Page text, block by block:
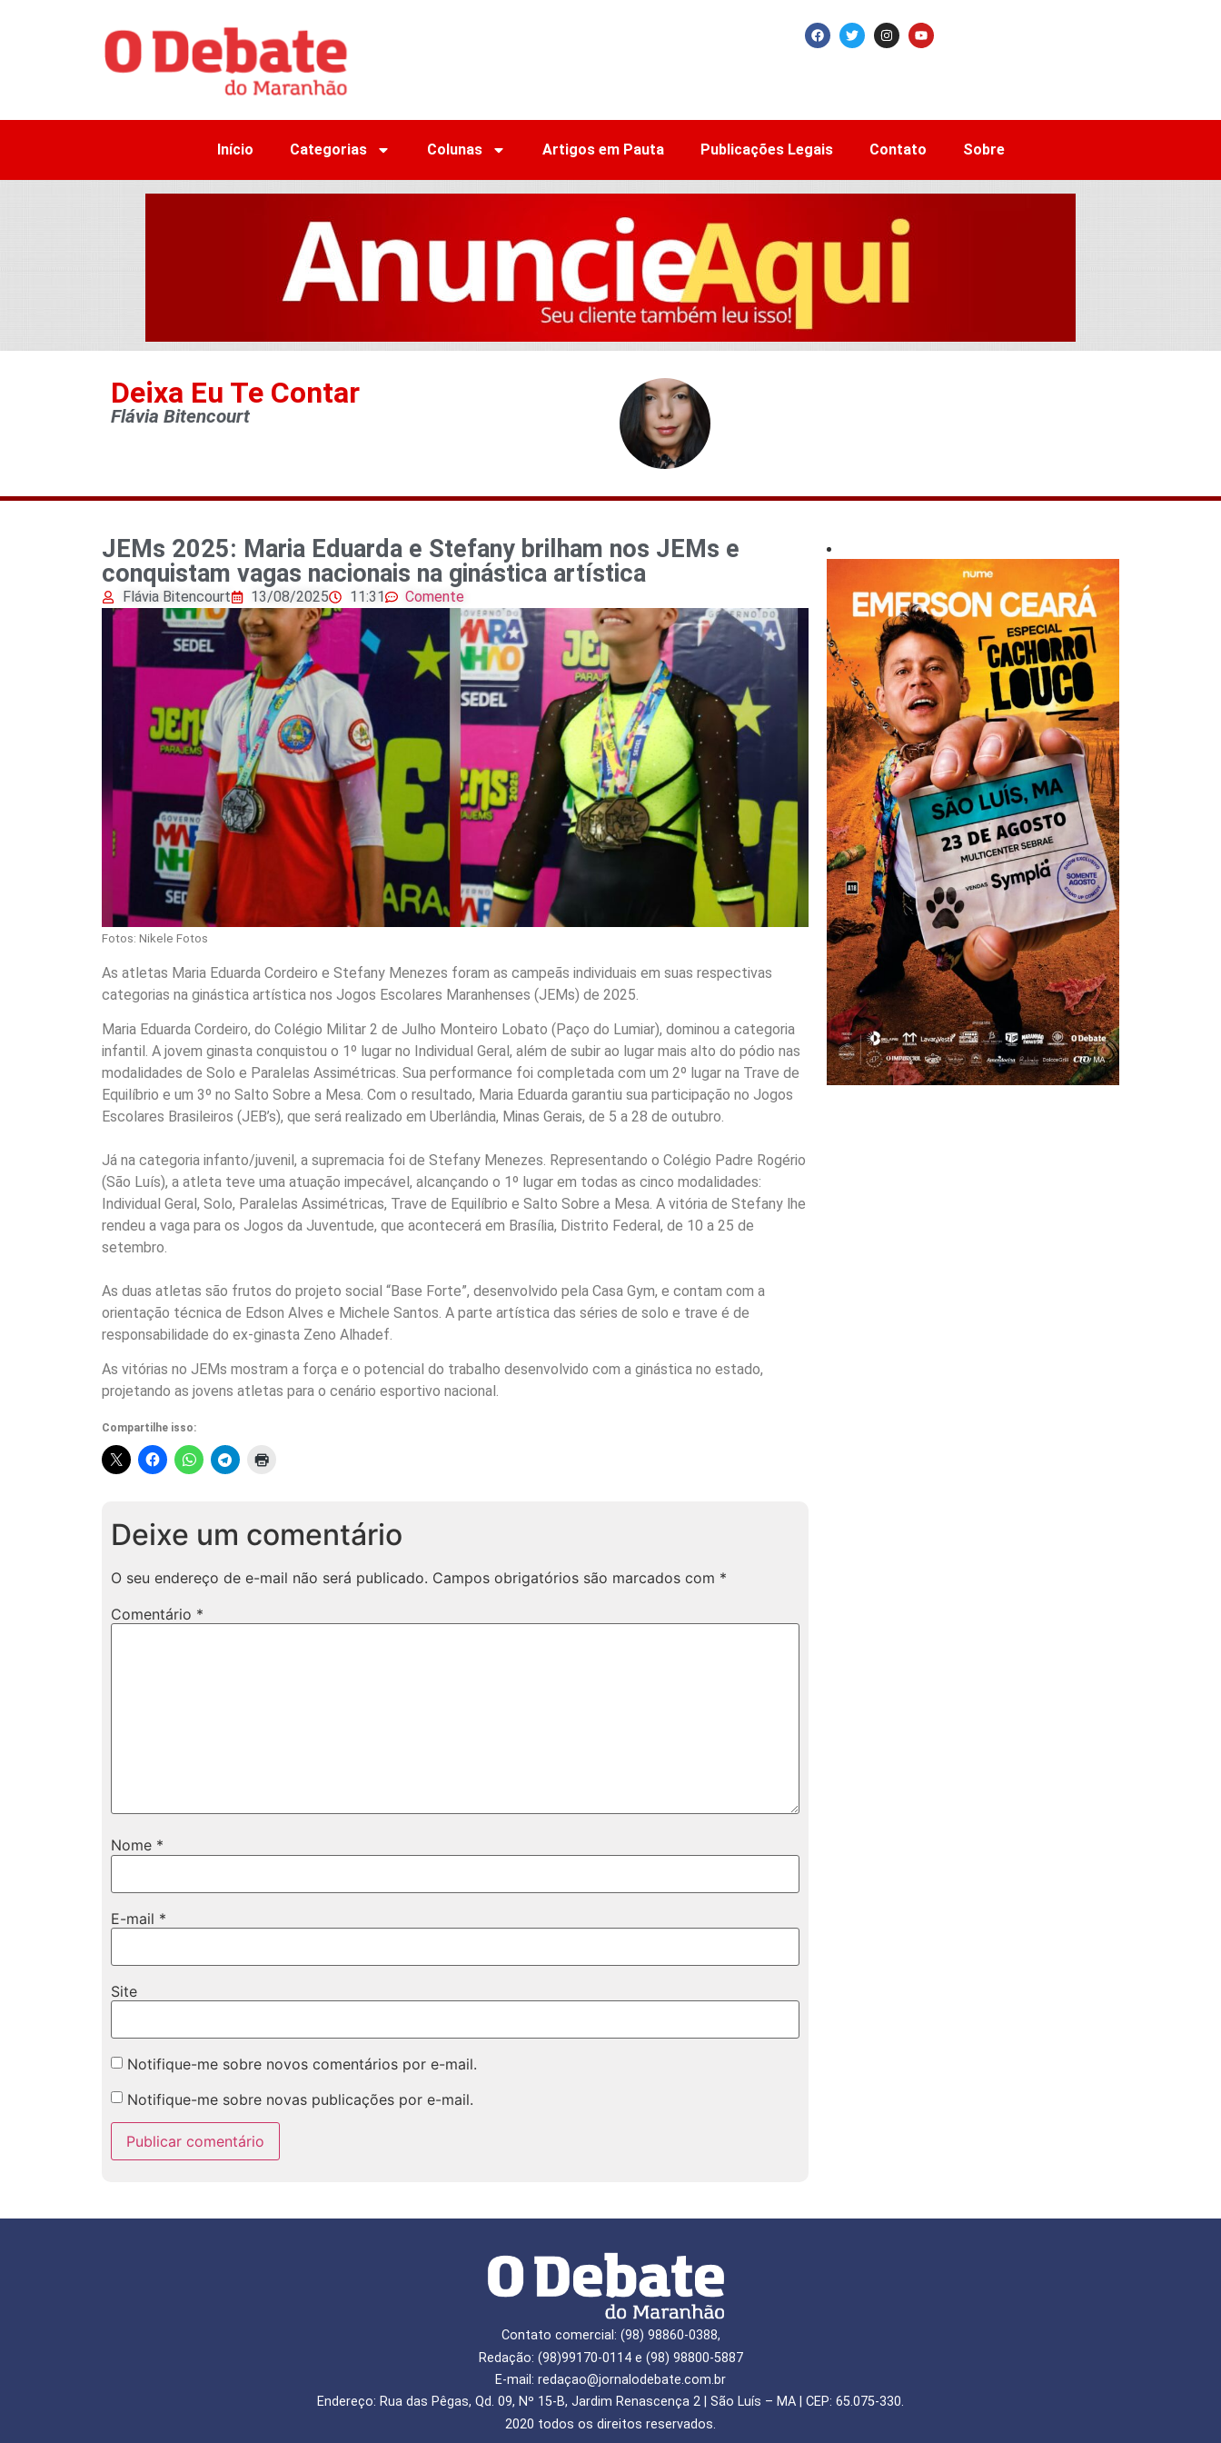
Início Categorias Colunas Artigos em Pauta Publicações Legais Contato Sobre
Deixa Eu Te Contar
Flávia Bitencourt
JEMs 2025: Maria Eduarda e Stefany brilham nos JEMs e
conquistam vagas nacionais na ginástica artística
Flávia Bitencourt 13/08/2025 11:31 Comente
Fotos: Nikele Fotos
As atletas Maria Eduarda Cordeiro e Stefany Menezes foram as campeãs individuais em suas respectivas
categorias na ginástica artística nos Jogos Escolares Maranhenses (JEMs) de 2025.
​Maria Eduarda Cordeiro, do Colégio Militar 2 de Julho Monteiro Lobato (Paço do Lumiar), dominou a categoria
infantil. A jovem ginasta conquistou o 1º lugar no Individual Geral, além de subir ao lugar mais alto do pódio nas
modalidades de Solo e Paralelas Assimétricas. Sua performance foi completada com um 2º lugar na Trave de
Equilíbrio e um 3º no Salto Sobre a Mesa. Com o resultado, Maria Eduarda garantiu sua participação no Jogos
Escolares Brasileiros (JEB’s), que será realizado em Uberlândia, Minas Gerais, de 5 a 28 de outubro.
Já na categoria infanto/juvenil, a supremacia foi de Stefany Menezes. Representando o Colégio Padre Rogério
(São Luís), a atleta teve uma atuação impecável, alcançando o 1º lugar em todas as cinco modalidades:
Individual Geral, Solo, Paralelas Assimétricas, Trave de Equilíbrio e Salto Sobre a Mesa. A vitória de Stefany lhe
rendeu a vaga para os Jogos da Juventude, que acontecerá em Brasília, Distrito Federal, de 10 a 25 de
setembro.
As duas atletas são frutos do projeto social “Base Forte”, desenvolvido pela Casa Gym, e contam com a
orientação técnica de Edson Alves e Michele Santos. A parte artística das séries de solo e trave é de
responsabilidade do ex-ginasta Zeno Alhadef.
As vitórias no JEMs mostram a força e o potencial do trabalho desenvolvido com a ginástica no estado,
projetando as jovens atletas para o cenário esportivo nacional.
Compartilhe isso:
Deixe um comentário
O seu endereço de e-mail não será publicado. Campos obrigatórios são marcados com *
Comentário *
Nome *
E-mail *
Site
Notifique-me sobre novos comentários por e-mail.
Notifique-me sobre novas publicações por e-mail.
Contato comercial: (98) 98860-0388,
Redação: (98)99170-0114 e (98) 98800-5887
E-mail: redaçao@jornalodebate.com.br
Endereço: Rua das Pêgas, Qd. 09, Nº 15-B, Jardim Renascença 2 | São Luís – MA | CEP: 65.075-330.
2020 todos os direitos reservados.